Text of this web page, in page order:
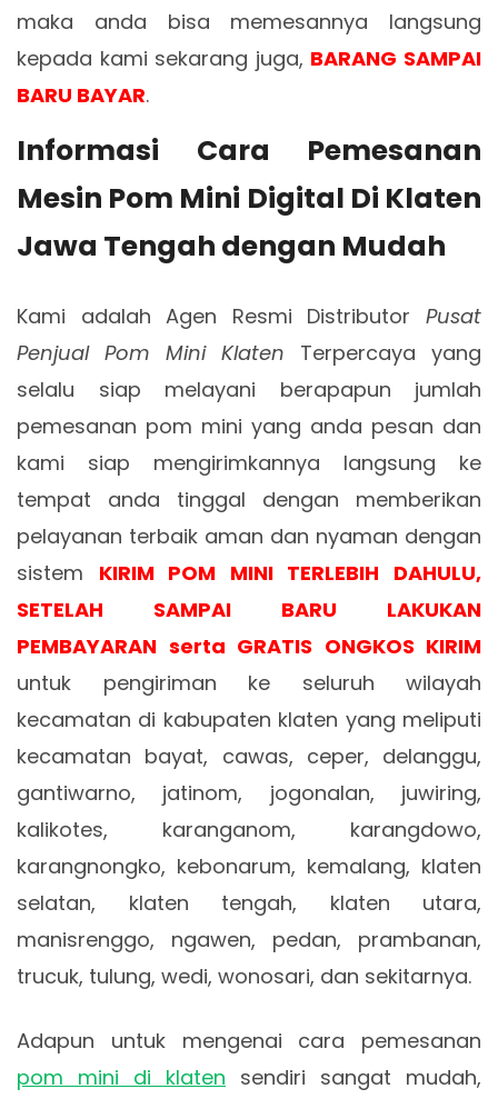
maka anda bisa memesannya langsung
kepada kami sekarang juga, BARANG SAMPAI
BARU BAYAR.
Informasi Cara Pemesanan
Mesin Pom Mini Digital Di Klaten
Jawa Tengah dengan Mudah
Kami adalah Agen Resmi Distributor Pusat
Penjual Pom Mini Klaten Terpercaya yang
selalu siap melayani berapapun jumlah
pemesanan pom mini yang anda pesan dan
kami siap mengirimkannya langsung ke
tempat anda tinggal dengan memberikan
pelayanan terbaik aman dan nyaman dengan
sistem KIRIM POM MINI TERLEBIH DAHULU,
SETELAH SAMPAI BARU LAKUKAN
PEMBAYARAN serta GRATIS ONGKOS KIRIM
untuk pengiriman ke seluruh wilayah
kecamatan di kabupaten klaten yang meliputi
kecamatan bayat, cawas, ceper, delanggu,
gantiwarno, jatinom, jogonalan, juwiring,
kalikotes, karanganom, karangdowo,
karangnongko, kebonarum, kemalang, klaten
selatan, klaten tengah, klaten utara,
manisrenggo, ngawen, pedan, prambanan,
trucuk, tulung, wedi, wonosari, dan sekitarnya.
Adapun untuk mengenai cara pemesanan
pom mini di klaten sendiri sangat mudah,